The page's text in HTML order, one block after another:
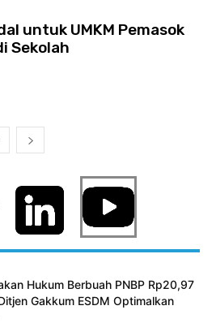
untuk UMKM Pemasok
Sekolah
Hukum Berbuah PNBP Rp20,97
Gakkum ESDM Optimalkan